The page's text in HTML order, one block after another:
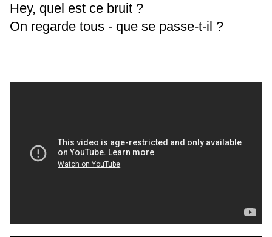
Hey, quel est ce bruit ?
On regarde tous - que se passe-t-il ?